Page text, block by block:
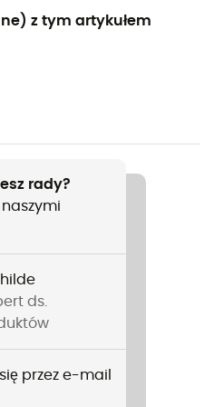
/ Snowboard / Narty all
z tym artykułem
rady?
naszymi
ds.
przez e-mail